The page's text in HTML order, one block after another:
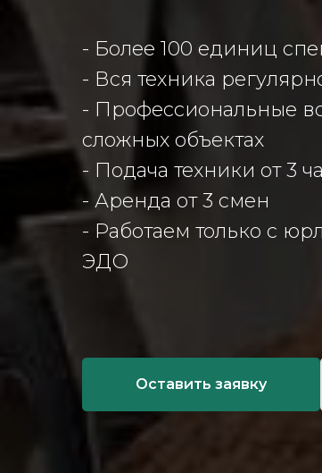
- Более 100 единиц
- Вся техника
- Профессиональные
сложных объектах
- Подача техники от 3
- Аренда от 3 смен
- Работаем только с
ЭДО
Оставить заявку